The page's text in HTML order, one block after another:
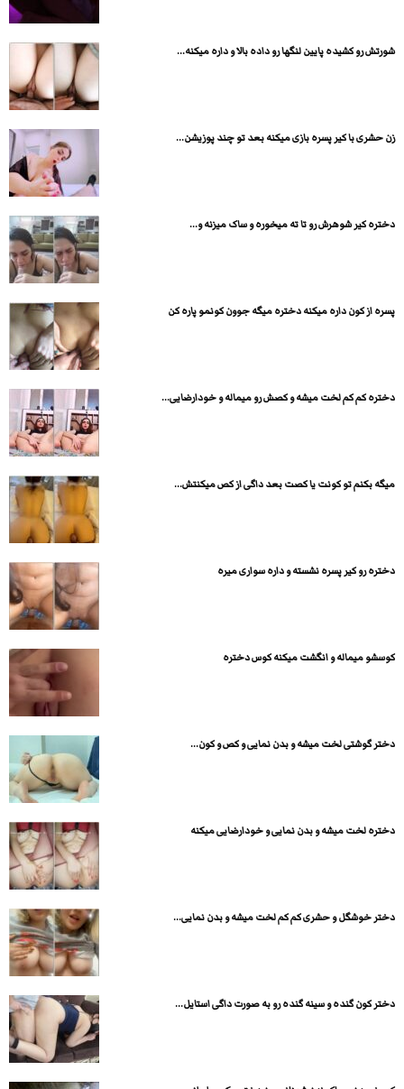
شورتش رو کشیده پایین لنگها رو داده بالا و داره میکنه...
زن حشری با کیر پسره بازی میکنه بعد تو چند پوزیشن...
دختره کیر شوهرش رو تا ته میخوره و ساک میزنه و...
پسره از کون داره میکنه دختره میگه جوون کونمو پاره کن
دختره کم کم لخت میشه و کصش رو میماله و خودارضایی...
میگه بکنم تو کونت یا کصت بعد داگی از کص میکنتش...
دختره رو کیر پسره نشسته و داره سواری میره
کوسشو میماله و انگشت میکنه کوس دختره
دختر گوشتی لخت میشه و بدن نمایی و کص و کون...
دختره لخت میشه و بدن نمایی و خودارضایی میکنه
دختر خوشگل و حشری کم کم لخت میشه و بدن نمایی...
دختر کون گنده و سینه گنده رو به صورت داگی استایل...